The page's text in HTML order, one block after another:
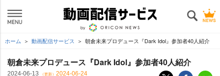
ホーム 動画配信サービス 朝倉未来プロデュース『Dark Idol』参加者40人紹介
朝倉未来プロデュース『Dark Idol』参加者40人紹介
2024-06-13 （更新） 2024-06-24